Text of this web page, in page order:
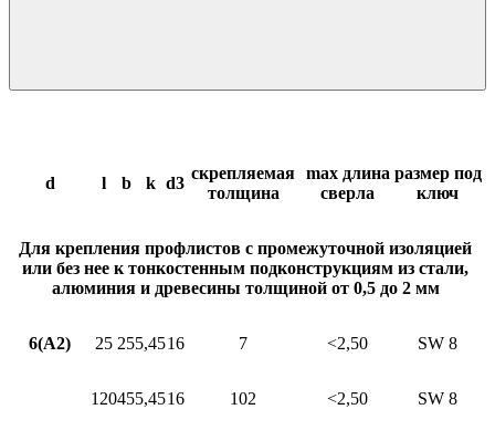
d l b k d3
скрепляемая
толщина
max длина
сверла
размер под
ключ
Для крепления профлистов с промежуточной изоляцией
или без нее к тонкостенным подконструкциям из стали,
алюминия и древесины толщиной от 0,5 до 2 мм
6(A2) 25 255,4516 7 <2,50 SW 8
120455,4516 102 <2,50 SW 8